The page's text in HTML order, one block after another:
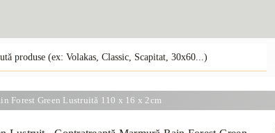
Forest Green Lustruită 110 x 16 x 2cm